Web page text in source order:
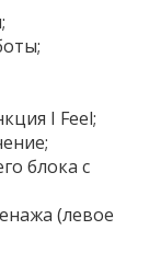
I Feel;
блока с
(левое